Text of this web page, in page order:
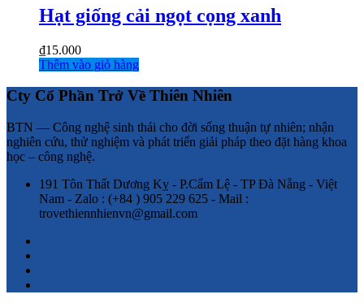
Hạt giống cải ngọt cọng xanh
₫15.000
Thêm vào giỏ hàng
Cty Cổ Phần Trở Về Thiên Nhiên
BTN — Công nghệ sinh thái cho đời sống thuận tự nhiên; nhận
nghiên cứu, thử nghiệm và phát triển giải pháp theo đặt hàng khoa
học – công nghệ.
191 Tôn Thất Dương Kỵ - P.Cẩm Lệ - TP Đà Nẵng - Việt
Nam - Zalo : (+84 ) 905 229 625 - Mail :
trovethiennhienvn@gmail.com